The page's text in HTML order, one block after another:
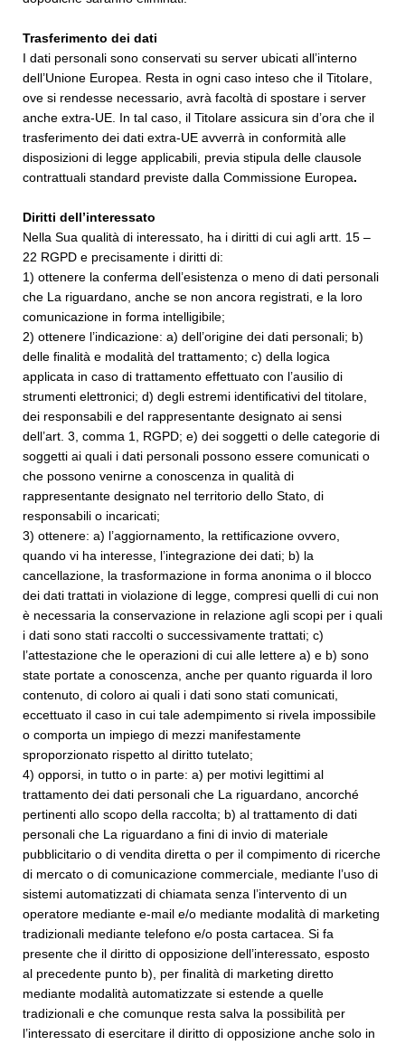
Trasferimento dei dati
I dati personali sono conservati su server ubicati all’interno
dell’Unione Europea. Resta in ogni caso inteso che il Titolare,
ove si rendesse necessario, avrà facoltà di spostare i server
anche extra-UE. In tal caso, il Titolare assicura sin d’ora che il
trasferimento dei dati extra-UE avverrà in conformità alle
disposizioni di legge applicabili, previa stipula delle clausole
contrattuali standard previste dalla Commissione Europea.
Diritti dell’interessato
Nella Sua qualità di interessato, ha i diritti di cui agli artt. 15 –
22 RGPD e precisamente i diritti di:
1) ottenere la conferma dell’esistenza o meno di dati personali
che La riguardano, anche se non ancora registrati, e la loro
comunicazione in forma intelligibile;
2) ottenere l’indicazione: a) dell’origine dei dati personali; b)
delle finalità e modalità del trattamento; c) della logica
applicata in caso di trattamento effettuato con l’ausilio di
strumenti elettronici; d) degli estremi identificativi del titolare,
dei responsabili e del rappresentante designato ai sensi
dell’art. 3, comma 1, RGPD; e) dei soggetti o delle categorie di
soggetti ai quali i dati personali possono essere comunicati o
che possono venirne a conoscenza in qualità di
rappresentante designato nel territorio dello Stato, di
responsabili o incaricati;
3) ottenere: a) l’aggiornamento, la rettificazione ovvero,
quando vi ha interesse, l’integrazione dei dati; b) la
cancellazione, la trasformazione in forma anonima o il blocco
dei dati trattati in violazione di legge, compresi quelli di cui non
è necessaria la conservazione in relazione agli scopi per i quali
i dati sono stati raccolti o successivamente trattati; c)
l’attestazione che le operazioni di cui alle lettere a) e b) sono
state portate a conoscenza, anche per quanto riguarda il loro
contenuto, di coloro ai quali i dati sono stati comunicati,
eccettuato il caso in cui tale adempimento si rivela impossibile
o comporta un impiego di mezzi manifestamente
sproporzionato rispetto al diritto tutelato;
4) opporsi, in tutto o in parte: a) per motivi legittimi al
trattamento dei dati personali che La riguardano, ancorché
pertinenti allo scopo della raccolta; b) al trattamento di dati
personali che La riguardano a fini di invio di materiale
pubblicitario o di vendita diretta o per il compimento di ricerche
di mercato o di comunicazione commerciale, mediante l’uso di
sistemi automatizzati di chiamata senza l’intervento di un
operatore mediante e-mail e/o mediante modalità di marketing
tradizionali mediante telefono e/o posta cartacea. Si fa
presente che il diritto di opposizione dell’interessato, esposto
al precedente punto b), per finalità di marketing diretto
mediante modalità automatizzate si estende a quelle
tradizionali e che comunque resta salva la possibilità per
l’interessato di esercitare il diritto di opposizione anche solo in